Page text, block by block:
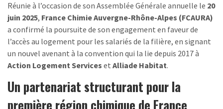
Réunie à l’occasion de son Assemblée Générale annuelle le 20
juin 2025, France Chimie Auvergne-Rhône-Alpes (FCAURA)
a confirmé la poursuite de son engagement en faveur de
l’accès au logement pour les salariés de la filière, en signant
un nouvel avenant à la convention qui la lie depuis 2017 à
Action Logement Services et Alliade Habitat.
Un partenariat structurant pour la
première région chimique de France